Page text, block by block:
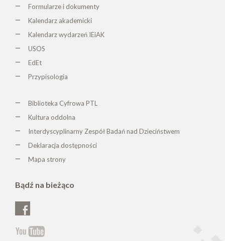
Formularze i dokumenty
Kalendarz akademicki
Kalendarz wydarzeń IEiAK
USOS
EdEt
Przypisologia
Biblioteka Cyfrowa PTL
Kultura oddolna
Interdyscyplinarny Zespół Badań nad Dzieciństwem
Deklaracja dostępności
Mapa strony
Bądź na bieżąco